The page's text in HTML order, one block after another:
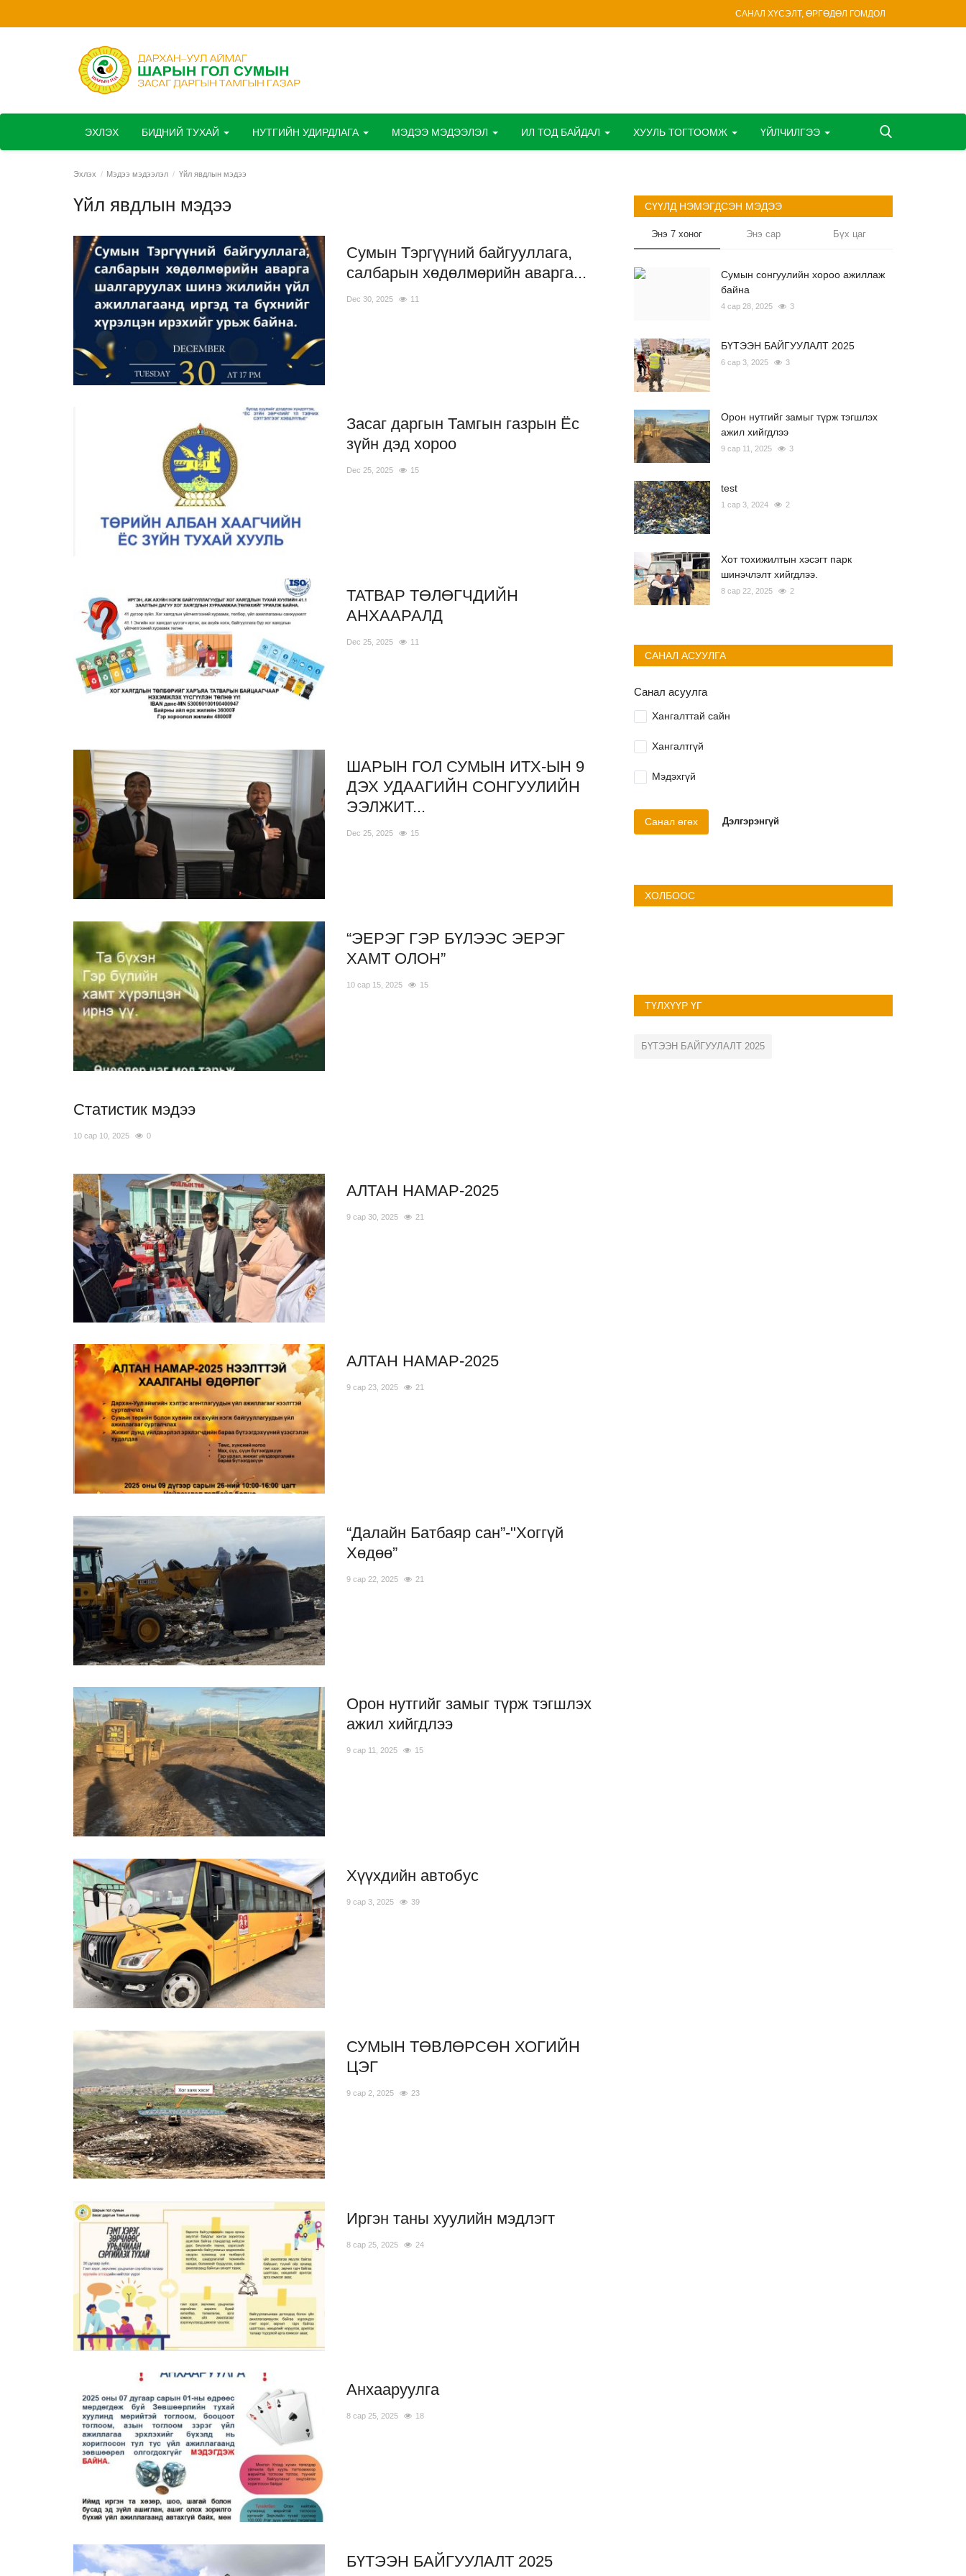
САНАЛ ХҮСЭЛТ, ӨРГӨДӨЛ ГОМДОЛ
ЭХЛЭХ БИДНИЙ ТУХАЙ НУТГИЙН УДИРДЛАГА МЭДЭЭ МЭДЭЭЛЭЛ ИЛ ТОД БАЙДАЛ ХУУЛЬ ТОГТООМЖ ҮЙЛЧИЛГЭЭ
Эхлэх Мэдээ мэдээлэл Үйл явдлын мэдээ
Үйл явдлын мэдээ
Сумын Тэргүүний байгууллага,
салбарын хөдөлмөрийн аварга...
Dec 30, 2025 11
Засаг даргын Тамгын газрын Ёс
зүйн дэд хороо
Dec 25, 2025 15
ТАТВАР ТӨЛӨГЧДИЙН
АНХААРАЛД
Dec 25, 2025 11
ШАРЫН ГОЛ СУМЫН ИТХ-ЫН 9
ДЭХ УДААГИЙН СОНГУУЛИЙН
ЭЭЛЖИТ...
Dec 25, 2025 15
“ЭЕРЭГ ГЭР БҮЛЭЭС ЭЕРЭГ
ХАМТ ОЛОН”
10 сар 15, 2025 15
Статистик мэдээ
10 сар 10, 2025 0
АЛТАН НАМАР-2025
9 сар 30, 2025 21
АЛТАН НАМАР-2025
9 сар 23, 2025 21
“Далайн Батбаяр сан”-"Хоггүй
Хөдөө”
9 сар 22, 2025 21
Орон нутгийг замыг түрж тэгшлэх
ажил хийгдлээ
9 сар 11, 2025 15
Хүүхдийн автобус
9 сар 3, 2025 39
СУМЫН ТӨВЛӨРСӨН ХОГИЙН
ЦЭГ
9 сар 2, 2025 23
Иргэн таны хуулийн мэдлэгт
8 сар 25, 2025 24
Анхааруулга
8 сар 25, 2025 18
БҮТЭЭН БАЙГУУЛАЛТ 2025
СҮҮЛД НЭМЭГДСЭН МЭДЭЭ
Энэ 7 хоног Энэ сар Бүх цаг
Сумын сонгуулийн хороо ажиллаж
байна
4 сар 28, 2025 3
БҮТЭЭН БАЙГУУЛАЛТ 2025
6 сар 3, 2025 3
Орон нутгийг замыг түрж тэгшлэх
ажил хийгдлээ
9 сар 11, 2025 3
test
1 сар 3, 2024 2
Хот тохижилтын хэсэгт парк
шинэчлэлт хийгдлээ.
8 сар 22, 2025 2
САНАЛ АСУУЛГА
Санал асуулга
Хангалттай сайн
Хангалтгүй
Мэдэхгүй
Санал өгөх Дэлгэрэнгүй
ХОЛБООС
ТҮЛХҮҮР ҮГ
БҮТЭЭН БАЙГУУЛАЛТ 2025